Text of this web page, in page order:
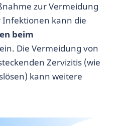
zur Vermeidung
kann die
beim
Die Vermeidung von
Zervizitis (wie
kann weitere